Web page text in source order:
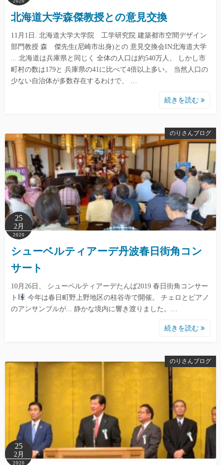
北海道大学森傑教授との意見交換
11月1日. 北海道大学大学院 工学研究院 建築都市空間デザイン
部門教授 森 傑先生(尼崎市出身)との 意見交換会IN北海道大学
... 北海道は兵庫県と同じく 全体の人口は約540万人、 しかし市
町村の数は179と 兵庫県の41に比べて4倍以上多い。 当然人口の
少ない自治体が多数存在するわけで、 …
続きを読む
のりさんブログ
25
2月
2020
シューベルティアーデ丹波春日街角コン
サート
10月26日、 シューペルティアーデたんば2019 春日街角コンサー
ト
今年は春日町野上野地区の桂谷寺で開催。 チェロとピアノ
のアンサンブルが... 静かな境内に響き渡りました。…
続きを読む
のりさんブログ
25
2月
2020